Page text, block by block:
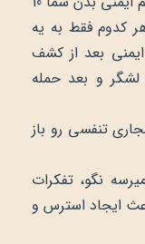
که هر کدوم فقط به یه
بعد از کشف
و بعد حمله
تنفسی رو باز
نگو، تفکرات
ایجاد استرس و